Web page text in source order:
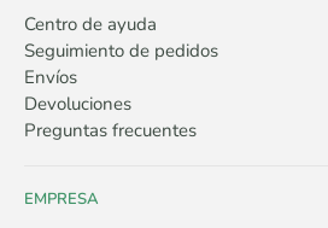
Centro de ayuda
Seguimiento de pedidos
Envíos
Devoluciones
Preguntas frecuentes
EMPRESA